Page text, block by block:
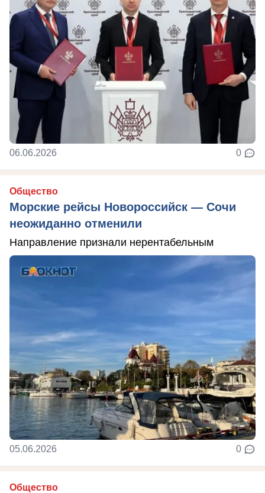
06.06.2026 0
Общество
Морские рейсы Новороссийск — Сочи
неожиданно отменили
Направление признали нерентабельным
05.06.2026 0
Общество